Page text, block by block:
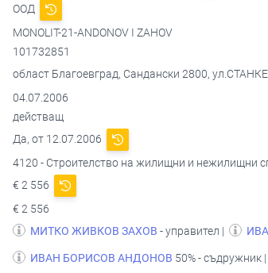
ООД
MONOLIT-21-ANDONOV I ZAHOV
101732851
област Благоевград, Сандански 2800,
04.07.2006
действащ
Да, от 12.07.2006
4120 - Строителство на жилищни и нежилищни
€ 2 556
€ 2 556
МИТКО ЖИВКОВ ЗАХОВ - управител |
ИВАН БОРИСОВ АНДОНОВ 50% - съдружник |